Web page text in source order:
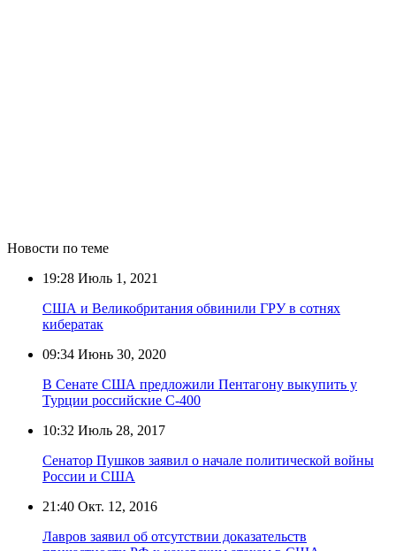
Новости по теме
19:28 Июль 1, 2021
США и Великобритания обвинили ГРУ в сотнях
кибератак
09:34 Июнь 30, 2020
В Сенате США предложили Пентагону выкупить у
Турции российские С-400
10:32 Июль 28, 2017
Сенатор Пушков заявил о начале политической войны
России и США
21:40 Окт. 12, 2016
Лавров заявил об отсутствии доказательств